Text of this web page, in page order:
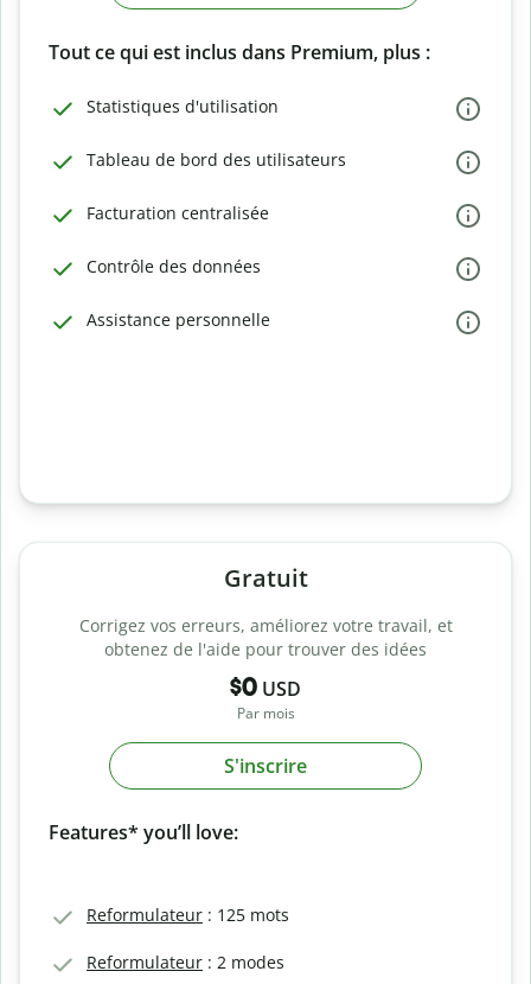
Tout ce qui est inclus dans Premium, plus :
Statistiques d'utilisation
Tableau de bord des utilisateurs
Facturation centralisée
Contrôle des données
Assistance personnelle
Gratuit
Corrigez vos erreurs, améliorez votre travail, et
obtenez de l'aide pour trouver des idées
$0 USD
Par mois
S'inscrire
Features* you’ll love:
Reformulateur : 125 mots
Reformulateur : 2 modes